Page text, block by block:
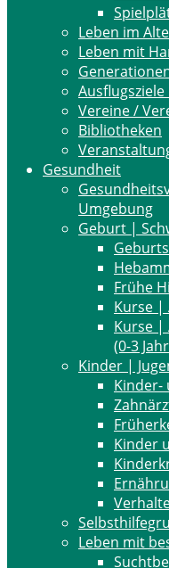
Leben im
Leben mit
Vereine /
Bibliotheken
Gesundheit
Umgebung
Geburt |
Frühe
Kurse |
Kurse |
(0-3
Kinder |
Kinder-
Kinder
Leben mit